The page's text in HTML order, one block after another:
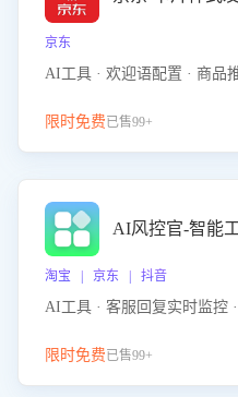
京东
AI工具 · 欢迎语配置 · 商品
限时免费已售99+
AI风控官-智能
淘宝 | 京东 | 抖音
AI工具 · 客服回复实时监控
限时免费已售99+